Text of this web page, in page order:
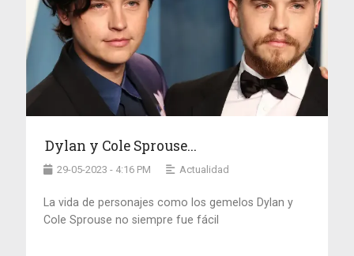
Dylan y Cole Sprouse...
29-05-2023 - 4:16 PM Actualidad
La vida de personajes como los gemelos Dylan y
Cole Sprouse no siempre fue fácil